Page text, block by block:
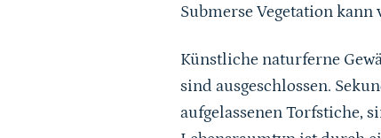
Submerse Vegetation
Künstliche naturferne
sind ausgeschlossen.
aufgelassenen Torfstiche,